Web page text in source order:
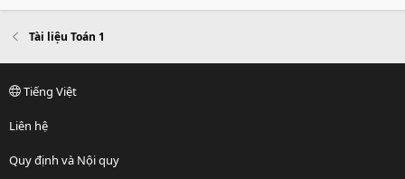
Tài liệu Toán 1
Tiếng Việt
Liên hệ
Quy định và Nội quy